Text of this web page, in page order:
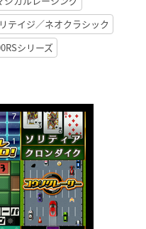
テイジ／ネオクラシック
シリーズ